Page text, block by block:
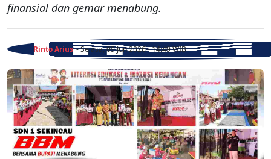
finansial dan gemar menabung.
Rinto Arius - Selasa, 09 Jun 2026 - 14:49 WIB